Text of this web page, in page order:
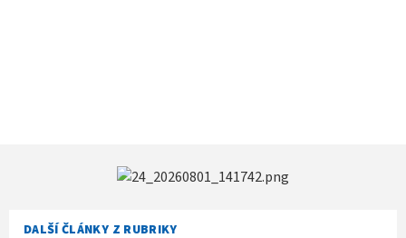
DALŠÍ ČLÁNKY Z RUBRIKY